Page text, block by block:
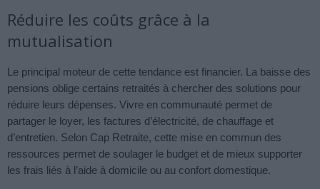
Réduire les coûts grâce à la
mutualisation
Le principal moteur de cette tendance est financier. La baisse des
pensions oblige certains retraités à chercher des solutions pour
réduire leurs dépenses. Vivre en communauté permet de
partager le loyer, les factures d’électricité, de chauffage et
d’entretien. Selon Cap Retraite, cette mise en commun des
ressources permet de soulager le budget et de mieux supporter
les frais liés à l’aide à domicile ou au confort domestique.